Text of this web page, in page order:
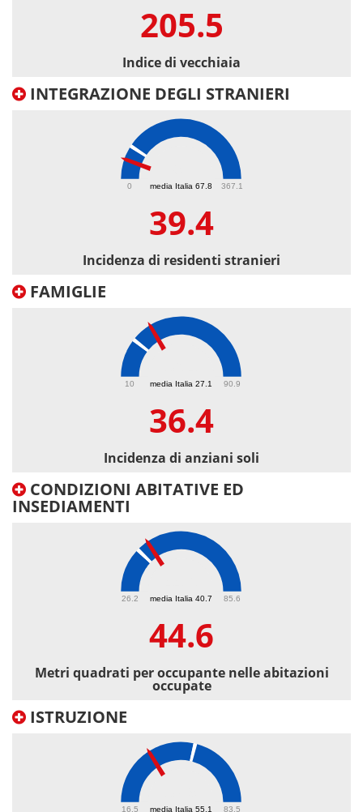
205.5
Indice di vecchiaia
INTEGRAZIONE DEGLI STRANIERI
media Italia 67.8
0 367.1
39.4
Incidenza di residenti stranieri
FAMIGLIE
media Italia 27.1
10 90.9
36.4
Incidenza di anziani soli
CONDIZIONI ABITATIVE ED
INSEDIAMENTI
media Italia 40.7
26.2 85.6
44.6
Metri quadrati per occupante nelle abitazioni
occupate
ISTRUZIONE
media Italia 55.1
16.5 83.5